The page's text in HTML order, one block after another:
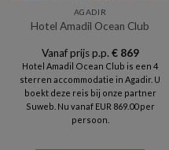
AGADIR
Hotel Amadil Ocean Club
Vanaf prijs p.p. €869
Hotel Amadil Ocean Club is een 4
sterren accommodatie in Agadir. U
boekt deze reis bij onze partner
Suweb. Nu vanaf EUR 869.00 per
persoon.